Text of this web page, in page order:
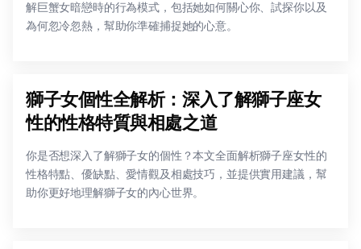
解巨蟹女暗戀時的行為模式，包括她如何關心你、試探你以及
為何忽冷忽熱，幫助你準確捕捉她的心意。
獅子女個性全解析：深入了解獅子座女
性的性格特質與相處之道
你是否想深入了解獅子女的個性？本文全面解析獅子座女性的
性格特點、優缺點、愛情觀及相處技巧，並提供實用建議，幫
助你更好地理解獅子女的內心世界。